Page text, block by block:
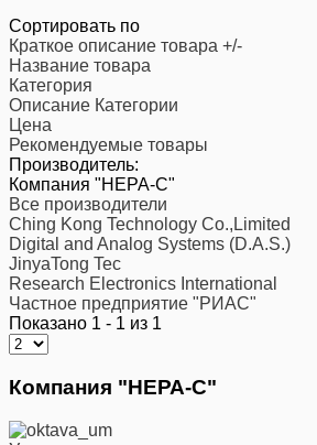
Сортировать по
Краткое описание товара +/-
Название товара
Категория
Описание Категории
Цена
Рекомендуемые товары
Производитель:
Компания "НЕРА-С"
Все производители
Ching Kong Technology Co.,Limited
Digital and Analog Systems (D.A.S.)
JinyaTong Tec
Research Electronics International
Частное предприятие "РИАС"
Показано 1 - 1 из 1
Компания "НЕРА-С"